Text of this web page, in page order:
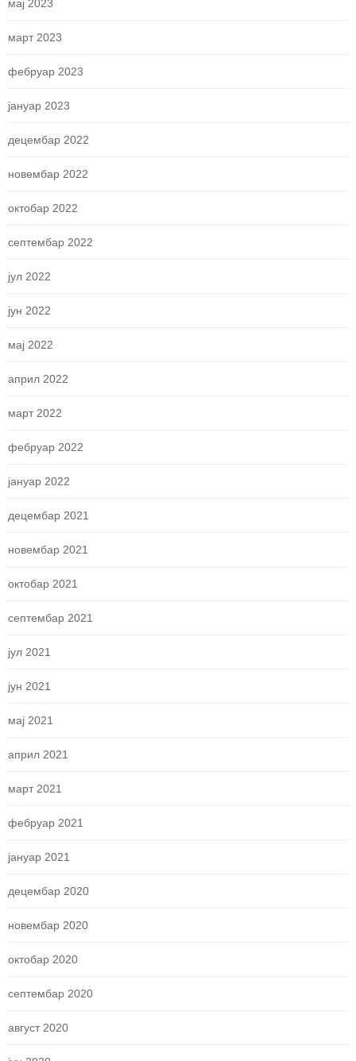
мај 2023
март 2023
фебруар 2023
јануар 2023
децембар 2022
новембар 2022
октобар 2022
септембар 2022
јул 2022
јун 2022
мај 2022
април 2022
март 2022
фебруар 2022
јануар 2022
децембар 2021
новембар 2021
октобар 2021
септембар 2021
јул 2021
јун 2021
мај 2021
април 2021
март 2021
фебруар 2021
јануар 2021
децембар 2020
новембар 2020
октобар 2020
септембар 2020
август 2020